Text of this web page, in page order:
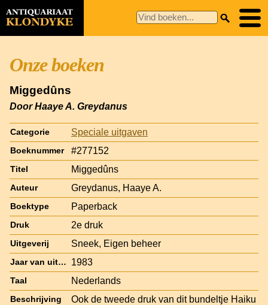
Onze boeken
Miggedûns
Door Haaye A. Greydanus
Categorie Speciale uitgaven
Boeknummer #277152
Titel Miggedûns
Auteur Greydanus, Haaye A.
Boektype Paperback
Druk 2e druk
Uitgeverij Sneek, Eigen beheer
Jaar van uitgave 1983
Taal Nederlands
Beschrijving
Ook de tweede druk van dit bundeltje Haiku